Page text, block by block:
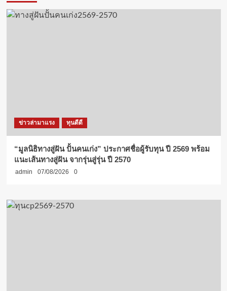
ข่าวล่ามาแรง ทุนดีดี
“มูลนิธิทางสู่ฝัน ปั้นคนเก่ง” ประกาศชื่อผู้รับทุน ปี 2569 พร้อม
แนะเส้นทางสู่ฝัน จากรุ่นสู่รุ่น ปี 2570
admin 07/08/2026 0